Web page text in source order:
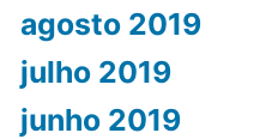
agosto 2019
julho 2019
junho 2019